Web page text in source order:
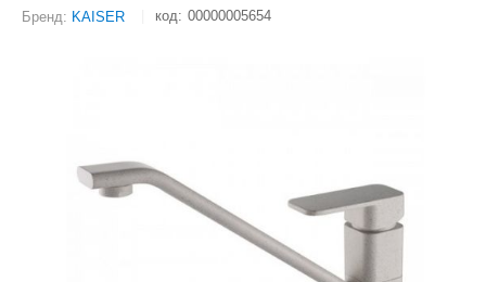
Бренд: KAISER код: 00000005654